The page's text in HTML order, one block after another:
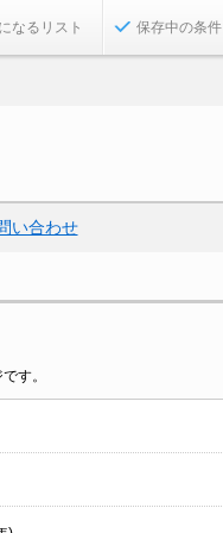
なるリスト 保存中の条件
い合わせ
す。